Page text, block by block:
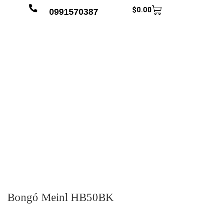
0991570387 $0.00
Bongó Meinl HB50BK